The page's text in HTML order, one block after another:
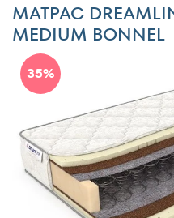
МАТРАС
MEDIUM BONNEL
35%